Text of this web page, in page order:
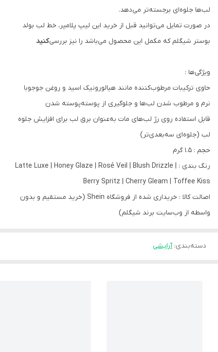
لب‌ها جلوه‌ای برجسته‌تر می‌دهد.
در صورت تمایل می‌توانید قبل از خرید این لیپ پلامپر، خط لب بولد
بوستر شیگلم که مکمل این محصول می‌باشد را نیز بررسیکنید
ویژگی‌ها :
حاوی ترکیبات مرطوب‌کننده مانند هیالورونیک اسید و روغن جوجوبا
نرم و مرطوب شدن لب‌ها و جلوگیری از پوسته‌پوسته شدن
قابل استفاده روی رژ لب‌های مات به‌عنوان برق لب برای افزایش جلوه
لب (جلوه‌ای سه‌بعدی‌تر)
حجم : 1.5 گرم
رنگ بندی : Latte Luxe | Honey Glaze | Rosé Veil | Blush Drizzle |
Berry Spritz | Cherry Gleam | Toffee Kiss
اصالت کالا : خریداری شده از فروشگاه Shein (خرید مستقیم و بدون
واسطه از وب‎‌سایت برند شیگلم)
دسته‌بندی:آرایشی